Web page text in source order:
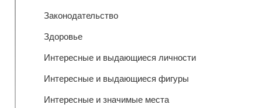
Законодательство
Здоровье
Интересные и выдающиеся личности
Интересные и выдающиеся фигуры
Интересные и значимые места